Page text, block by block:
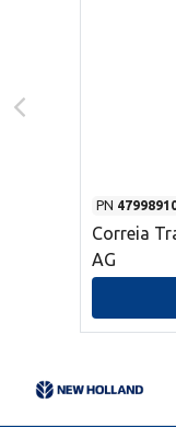
PN
Correia
AG